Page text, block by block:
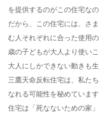
を提供するのがこの住宅なの
だから、この住宅には、さ
む人それぞれに合った使用
歳の子どもが大人より使い
大人にしかできない動きも生
三鷹天命反転住宅は、私た
なれる可能性を秘めていま
住宅は「死なないための家